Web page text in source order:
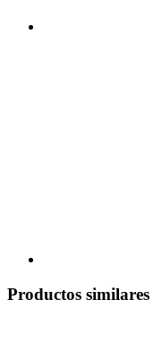
Productos similares